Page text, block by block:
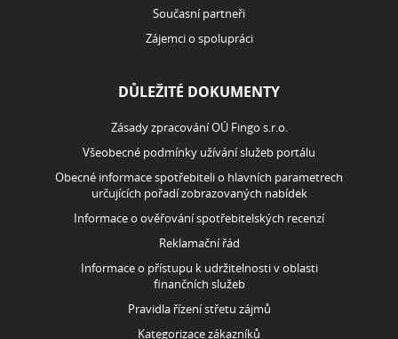
Současní partneři
Zájemci o spolupráci
DŮLEŽITÉ DOKUMENTY
Zásady zpracování OÚ Fingo s.r.o.
Všeobecné podmínky užívání služeb portálu
Obecné informace spotřebiteli o hlavních parametrech
určujících pořadí zobrazovaných nabídek
Informace o ověřování spotřebitelských recenzí
Reklamační řád
Informace o přístupu k udržitelnosti v oblasti
finančních služeb
Pravidla řízení střetu zájmů
Kategorizace zákazníků